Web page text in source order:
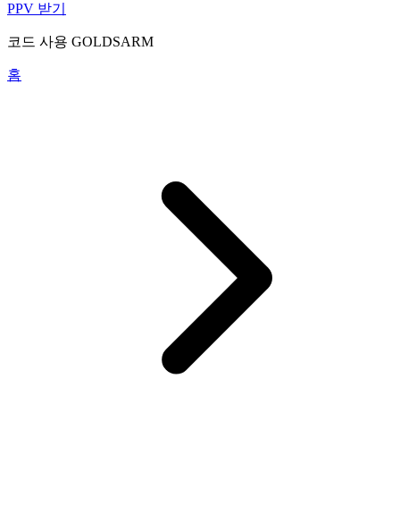
PPV 받기
코드 사용 GOLDSARM
홈